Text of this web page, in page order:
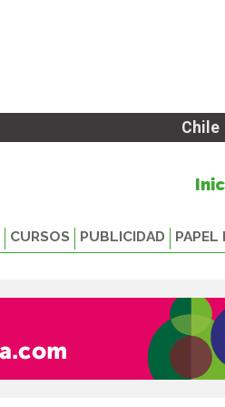
Chile
CURSOS PUBLICIDAD PAPEL